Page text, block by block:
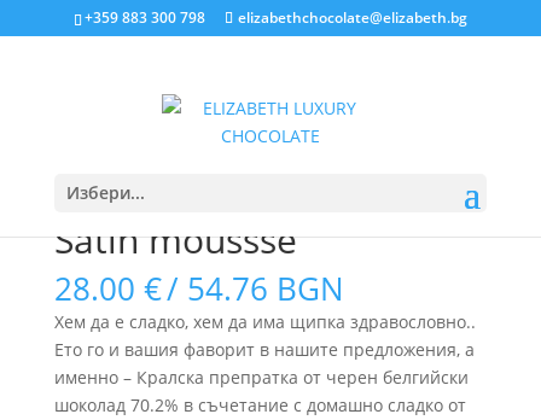
+359 883 300 798 elizabethchocolate@elizabeth.bg
Избери...
Home
Satin moussse
28.00 €/ 54.76 BGN
Хем да е сладко, хем да има щипка здравословно..
Ето го и вашия фаворит в нашите предложения, а
именно – Кралска препратка от черен белгийски
шоколад 70.2% в съчетание с домашно сладко от